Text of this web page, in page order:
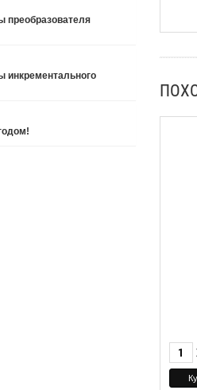
преобразователя
давления — это
преобразующее
инкрементального
собой специальный датчик,
перемещение в